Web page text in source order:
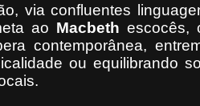
via confluentes
ao Macbeth escocês,
contemporânea,
ou equilibrando